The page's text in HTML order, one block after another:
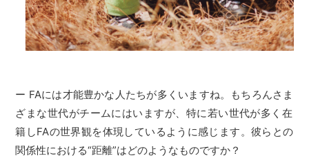
ー FAには才能豊かな人たちが多くいますね。もちろんさま
ざまな世代がチームにはいますが、特に若い世代が多く在
籍しFAの世界観を体現しているように感じます。彼らとの
関係性における“距離”はどのようなものですか？